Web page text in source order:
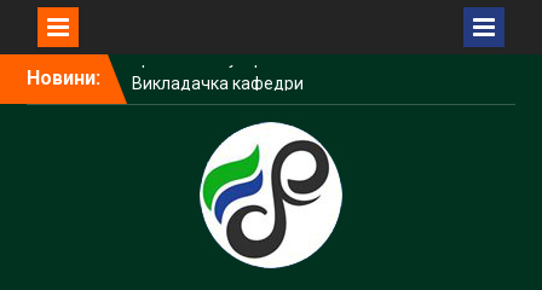
Новини:
Викладачка кафедри
біології та екології
виступила спікеркою
програми SheLeads
У Карпатському
національному
університеті завершилася
дводенна науково-